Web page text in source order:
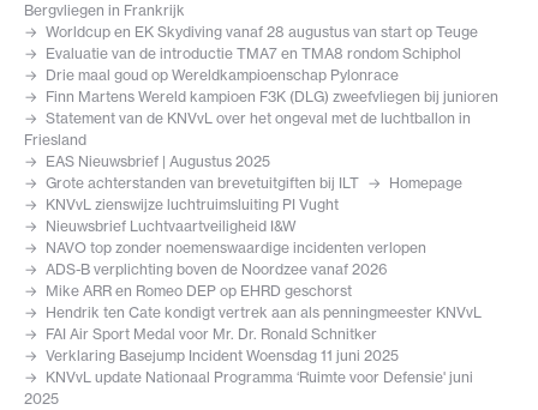
Bergvliegen in Frankrijk
Worldcup en EK Skydiving vanaf 28 augustus van start op Teuge
Evaluatie van de introductie TMA7 en TMA8 rondom Schiphol
Drie maal goud op Wereldkampioenschap Pylonrace
Finn Martens Wereld kampioen F3K (DLG) zweefvliegen bij junioren
Statement van de KNVvL over het ongeval met de luchtballon in
Friesland
EAS Nieuwsbrief | Augustus 2025
Grote achterstanden van brevetuitgiften bij ILT
Homepage
KNVvL zienswijze luchtruimsluiting PI Vught
Nieuwsbrief Luchtvaartveiligheid I&W
NAVO top zonder noemenswaardige incidenten verlopen
ADS-B verplichting boven de Noordzee vanaf 2026
Mike ARR en Romeo DEP op EHRD geschorst
Hendrik ten Cate kondigt vertrek aan als penningmeester KNVvL
FAI Air Sport Medal voor Mr. Dr. Ronald Schnitker
Verklaring Basejump Incident Woensdag 11 juni 2025
KNVvL update Nationaal Programma ‘Ruimte voor Defensie' juni
2025